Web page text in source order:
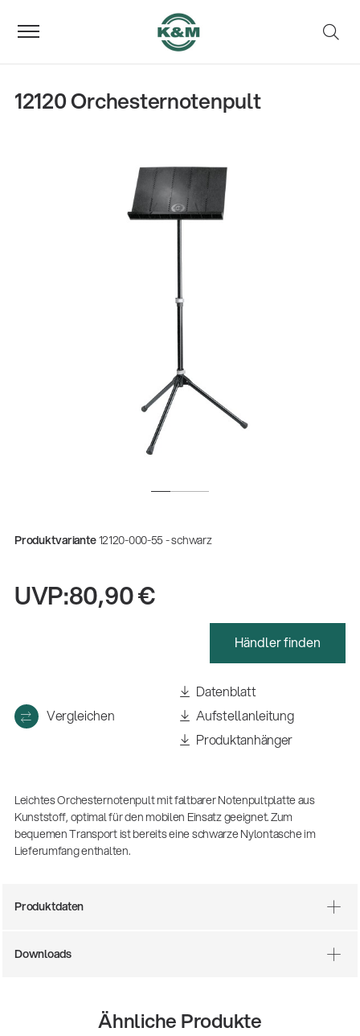
13860-200-25
Mit dabei, wenn Fußballgeschichte
Fachkraft für Metalltechnik Ausbildung
(m/w/d)
Ausbildung | freie Ausbildungsstellen
12120 Orchesternotenpult
Produktvariante12120-000-55 - schwarz
UVP:80,90 €
Händler finden
Vergleichen
Datenblatt
Aufstellanleitung
Produktanhänger
Leichtes Orchesternotenpult mit faltbarer Notenpultplatte aus
Kunststoff, optimal für den mobilen Einsatz geeignet. Zum
bequemen Transport ist bereits eine schwarze Nylontasche im
Lieferumfang enthalten.
Produktdaten
Downloads
Ähnliche Produkte